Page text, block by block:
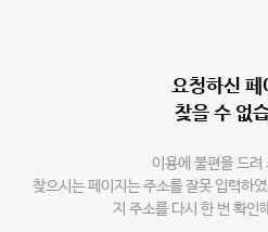
요청하신 페
찾을 수 없
이용에 불편을 드려
찾으시는 페이지는 주소를 잘못 입력하
지 주소를 다시 한 번 확인